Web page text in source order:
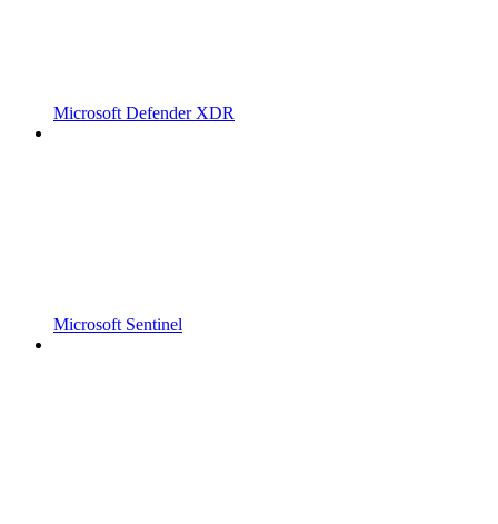
Microsoft Defender XDR
Microsoft Sentinel